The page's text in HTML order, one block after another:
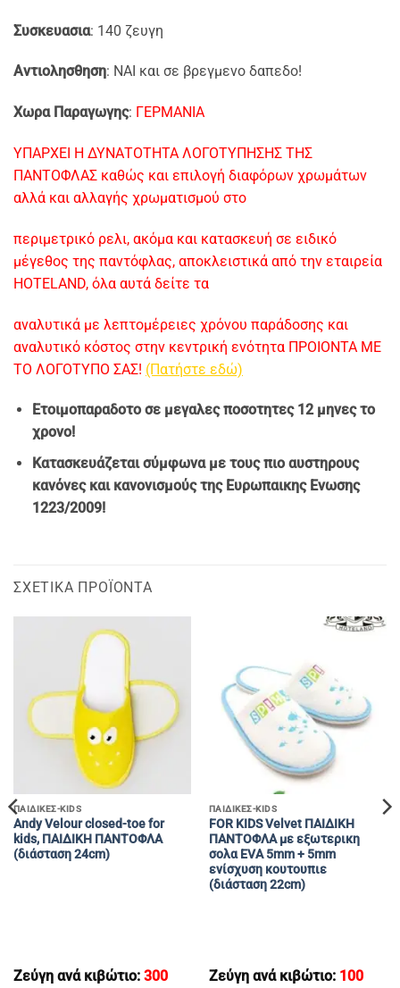
Συσκευασια: 140 ζευγη
Αντιολησθηση: ΝΑΙ και σε βρεγμενο δαπεδο!
Χωρα Παραγωγης: ΓΕΡΜΑΝΙΑ
ΥΠΑΡΧΕΙ Η ΔΥΝΑΤΟΤΗΤΑ ΛΟΓΟΤΥΠΗΣΗΣ ΤΗΣ
ΠΑΝΤΟΦΛΑΣ καθώς και επιλογή διαφόρων χρωμάτων
αλλά και αλλαγής χρωματισμού στο
περιμετρικό ρελι, ακόμα και κατασκευή σε ειδικό
μέγεθος της παντόφλας, αποκλειστικά από την εταιρεία
HOTELAND, όλα αυτά δείτε τα
αναλυτικά με λεπτομέρειες χρόνου παράδοσης και
αναλυτικό κόστος στην κεντρική ενότητα ΠΡΟΙΟΝΤΑ ΜΕ
ΤΟ ΛΟΓΟΤΥΠΟ ΣΑΣ! (Πατήστε εδώ)
Ετοιμοπαραδοτο σε μεγαλες ποσοτητες 12 μηνες το
χρονο!
Κατασκευάζεται σύμφωνα με τους πιο αυστηρους
κανόνες και κανονισμούς της Ευρωπαικης Ενωσης
1223/2009!
ΣΧΕΤΙΚΆ ΠΡΟΪΌΝΤΑ
ΠΑΙΔΙΚΕΣ-KIDS
Andy Velour closed-toe for
kids, ΠΑΙΔΙΚΗ ΠΑΝΤΟΦΛΑ
(διάσταση 24cm)
Ζεύγη ανά κιβώτιο: 300
ΠΑΙΔΙΚΕΣ-KIDS
FOR KIDS Velvet ΠΑΙΔΙΚΗ
ΠΑΝΤΟΦΛΑ με εξωτερικη
σολα EVA 5mm + 5mm
ενίσχυση κουτουπιε
(διάσταση 22cm)
Ζεύγη ανά κιβώτιο: 100